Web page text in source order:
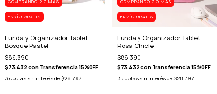
COMPRANDO 2 O MÁS
ENVÍO GRATIS
Funda y Organizador Tablet
Bosque Pastel
$86.390
$73.432 con Transferencia 15%0FF
3 cuotas sin interés de $28.797
COMPRANDO 2 O MÁS
ENVÍO GRATIS
Funda y Organizador Tablet
Rosa Chicle
$86.390
$73.432 con Transferencia 15%0FF
3 cuotas sin interés de $28.797